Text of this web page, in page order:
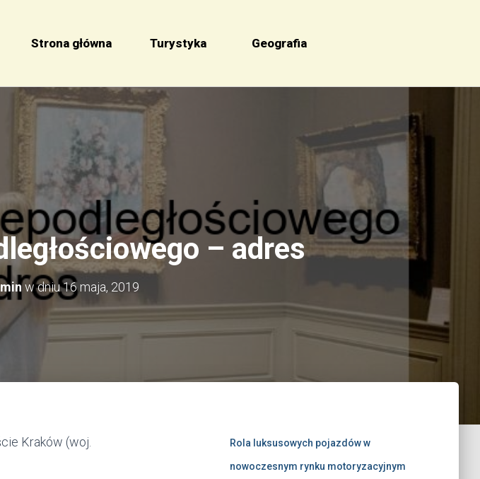
Strona główna Turystyka Geografia
– adres
w dniu16 maja, 2019
Kraków (woj.
Rola luksusowych pojazdów w
nowoczesnym rynku motoryzacyjnym